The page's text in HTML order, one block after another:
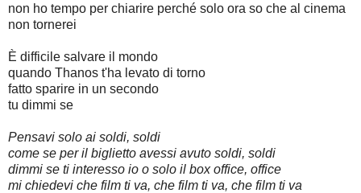
non ho tempo per chiarire perché solo ora so che al cinema
non tornerei
È difficile salvare il mondo
quando Thanos t'ha levato di torno
fatto sparire in un secondo
tu dimmi se
Pensavi solo ai soldi, soldi
come se per il biglietto avessi avuto soldi, soldi
dimmi se ti interesso io o solo il box office, office
mi chiedevi che film ti va, che film ti va, che film ti va